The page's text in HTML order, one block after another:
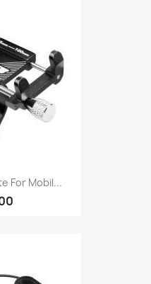
For Mobil...